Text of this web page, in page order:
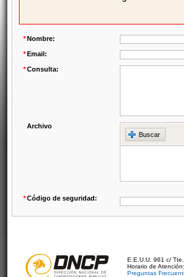
*Nombre:
*Email:
*Consulta:
Archivo
Buscar
*Código de seguridad:
E.E.U.U. 961 c/
Horario de
Preguntas